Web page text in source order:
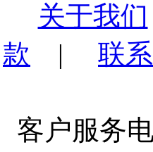
关于我们
款 | 联
客户服务